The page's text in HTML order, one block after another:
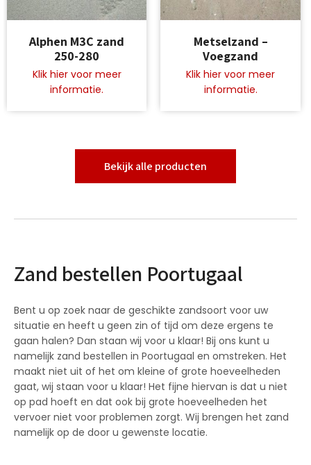
product
meerdere
Alphen M3C zand
250-280
product
meerdere
gekozen
worden
Metselzand –
Voegzand
Bekijk alle producten
Zand bestellen Poortugaal
Bent u op zoek naar de geschikte zandsoort voor uw
situatie en heeft u geen zin of tijd om deze ergens te
gaan halen? Dan staan wij voor u klaar! Bij ons kunt u
namelijk zand bestellen in Poortugaal en omstreken. Het
maakt niet uit of het om kleine of grote hoeveelheden
gaat, wij staan voor u klaar! Het fijne hiervan is dat u niet
op pad hoeft en dat ook bij grote hoeveelheden het
vervoer niet voor problemen zorgt. Wij brengen het zand
namelijk op de door u gewenste locatie.